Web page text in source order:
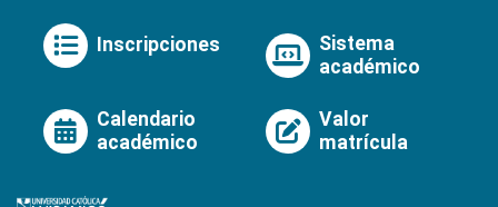
Inscripciones
Sistema
académico
Calendario
académico
Valor
matrícula